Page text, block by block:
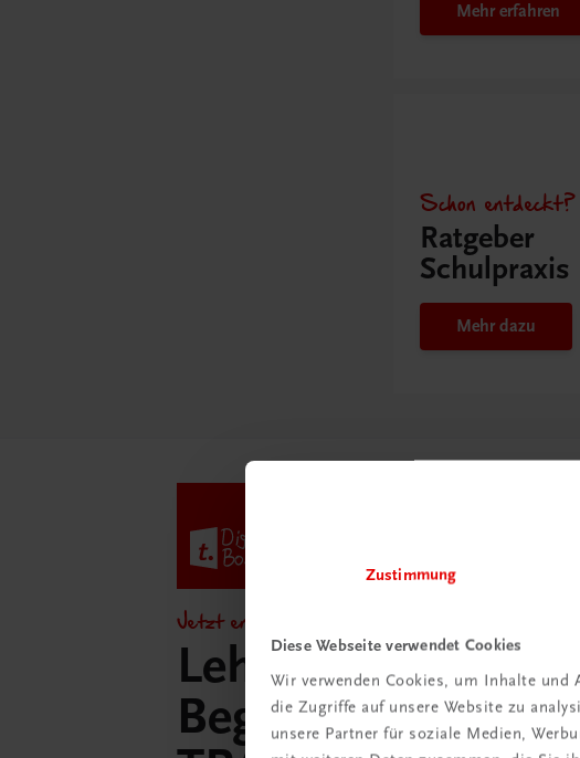
Zustimmung
Diese Webseite verwendet Cookies
Wir verwenden Cookies, um Inhalte und
die Zugriffe auf unsere Website zu
unsere Partner für soziale Medien,
Mehr erfahren
Schon entdeckt?
Ratgeber
Schulpraxis
Mehr dazu
Jetzt entdecken!
Lehrer/innen-
Begleitpakete in